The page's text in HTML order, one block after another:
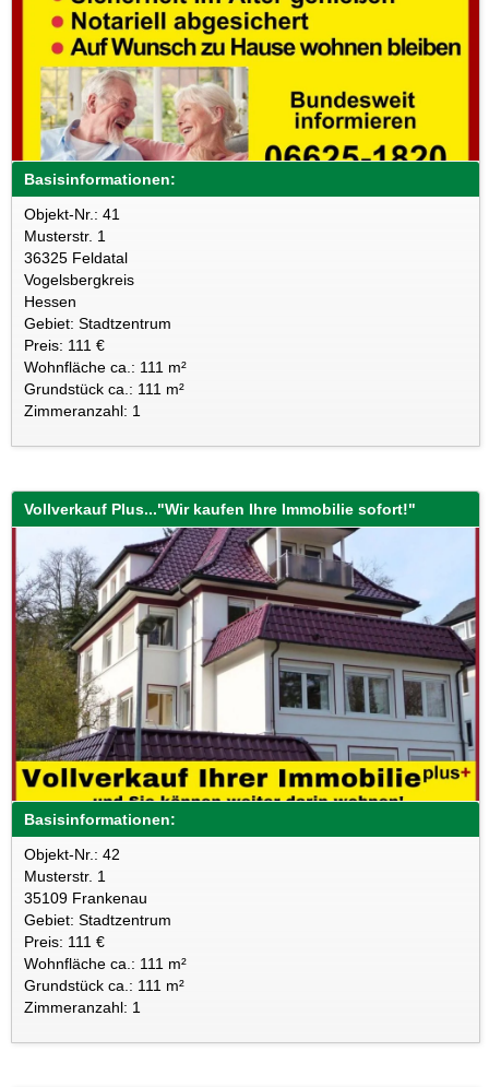
Basisinformationen:
Objekt-Nr.: 41
Musterstr. 1
36325 Feldatal
Vogelsbergkreis
Hessen
Gebiet: Stadtzentrum
Preis: 111 €
Wohnfläche ca.: 111 m²
Grundstück ca.: 111 m²
Zimmeranzahl: 1
Vollverkauf Plus..."Wir kaufen Ihre Immobilie sofort!"
Basisinformationen:
Objekt-Nr.: 42
Musterstr. 1
35109 Frankenau
Gebiet: Stadtzentrum
Preis: 111 €
Wohnfläche ca.: 111 m²
Grundstück ca.: 111 m²
Zimmeranzahl: 1